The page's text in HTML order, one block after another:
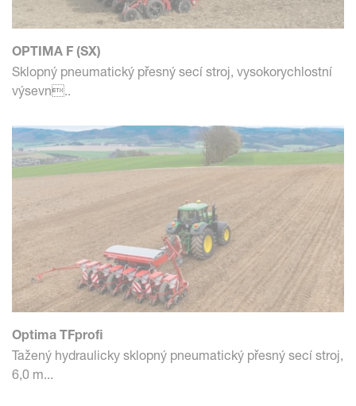
OPTIMA F (SX)
Sklopný pneumatický přesný secí stroj, vysokorychlostní
výsevn..
Optima TFprofi
Tažený hydraulicky sklopný pneumatický přesný secí stroj,
6,0 m...